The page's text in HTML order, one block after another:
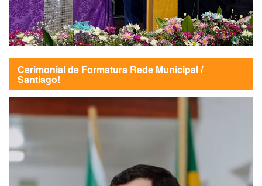
Cerimonial de Formatura Rede Municipal /
Santiago!